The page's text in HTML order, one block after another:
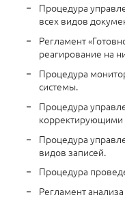
Процедура
всех видов
Регламент
реагирование на
Процедура
системы.
Процедура
Процедура
видов записей.
Процедура
Регламент